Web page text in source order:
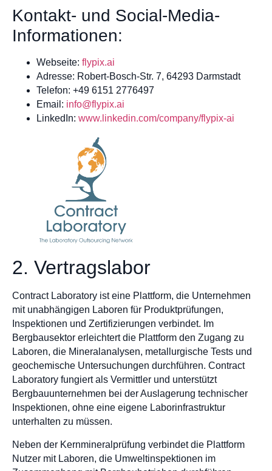
Kontakt- und Social-Media-
Informationen:
Webseite: flypix.ai
Adresse: Robert-Bosch-Str. 7, 64293 Darmstadt
Telefon: +49 6151 2776497
Email: info@flypix.ai
LinkedIn: www.linkedin.com/company/flypix-ai
2. Vertragslabor
Contract Laboratory ist eine Plattform, die Unternehmen
mit unabhängigen Laboren für Produktprüfungen,
Inspektionen und Zertifizierungen verbindet. Im
Bergbausektor erleichtert die Plattform den Zugang zu
Laboren, die Mineralanalysen, metallurgische Tests und
geochemische Untersuchungen durchführen. Contract
Laboratory fungiert als Vermittler und unterstützt
Bergbauunternehmen bei der Auslagerung technischer
Inspektionen, ohne eine eigene Laborinfrastruktur
unterhalten zu müssen.
Neben der Kernmineralprüfung verbindet die Plattform
Nutzer mit Laboren, die Umweltinspektionen im